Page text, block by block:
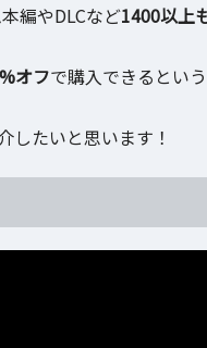
編やDLCなど1400以上
オフで購入できるとい
したいと思います！